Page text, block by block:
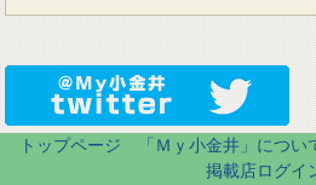
トップページ 「Ｍｙ小金井」につい
掲載店ログイ